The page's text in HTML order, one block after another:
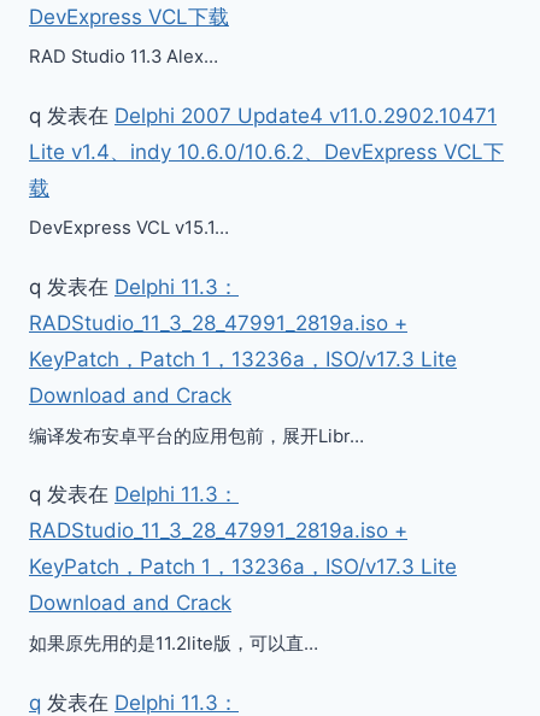
DevExpress VCL下载
RAD Studio 11.3 Alex…
q 发表在 Delphi 2007 Update4 v11.0.2902.10471
Lite v1.4、indy 10.6.0/10.6.2、DevExpress VCL下
载
DevExpress VCL v15.1…
q 发表在 Delphi 11.3：
RADStudio_11_3_28_47991_2819a.iso +
KeyPatch，Patch 1，13236a，ISO/v17.3 Lite
Download and Crack
编译发布安卓平台的应用包前，展开Libr…
q 发表在 Delphi 11.3：
RADStudio_11_3_28_47991_2819a.iso +
KeyPatch，Patch 1，13236a，ISO/v17.3 Lite
Download and Crack
如果原先用的是11.2lite版，可以直…
q 发表在 Delphi 11.3：